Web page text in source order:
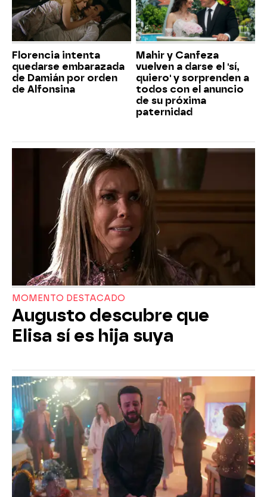
Florencia intenta
quedarse embarazada
de Damián por orden
de Alfonsina
Mahir y Canfeza
vuelven a darse el 'sí,
quiero' y sorprenden a
todos con el anuncio
de su próxima
paternidad
MOMENTO DESTACADO
Augusto descubre que
Elisa sí es hija suya